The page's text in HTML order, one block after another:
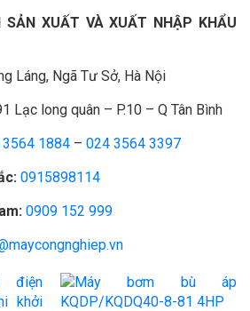
SẢN XUẤT VÀ XUẤT NHẬP KHẨU
Láng, Ngã Tư Sở, Hà Nội
Lạc long quân – P.10 – Q Tân Bình
1884 – 024 3564 3397
0915898114
0909 152 999